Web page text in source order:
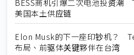
BESS商机引爆二次电池投资潮
美国本土供应链
Elon Musk的下一座印钞机？
布局、前驱体关键夥伴在台湾